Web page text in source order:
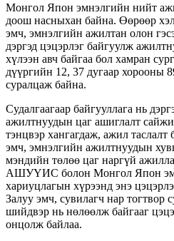
Монгол Япон эмнэлгийн нийт
доош насныхан байна. Өөрөөр
эмч, эмнэлгийн ажилтан олон
дэргэд цэцэрлэг байгуулж
хүлээн авч байгаа бол хамран
дүүргийн 12, 37 дугаар хорооны
суралцаж байна.
Судалгаагаар байгууллага нь
ажилтнуудын цаг ашиглалт
тэнцвэр хангагдаж, ажил таслалт
эмч, эмнэлгийн ажилтнуудын
мэндийн төлөө цаг наргүй
АШУҮИС болон Монгол Япон
хариуцлагын хүрээнд энэ
Залуу эмч, сувилагч нар тогтвор
шийдвэр нь нөлөөлж байгааг
онцолж байлаа.